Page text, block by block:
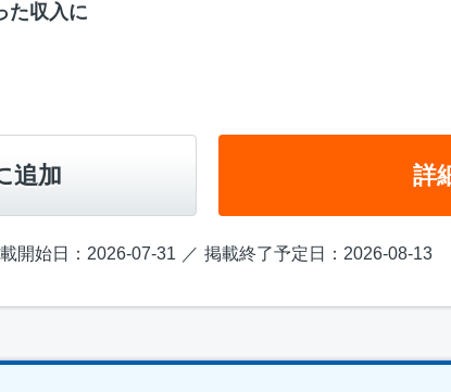
た収入に
追加 詳
開始日：2026-07-31 掲載終了予定日：2026-08-13